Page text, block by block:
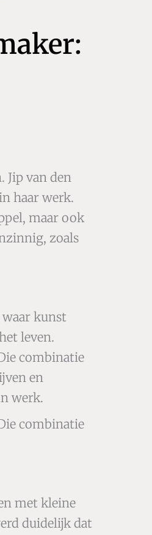
Jip van den
haar werk.
maar ook
zoals
kunst
leven.
combinatie
en
werk.
combinatie
met kleine
duidelijk dat